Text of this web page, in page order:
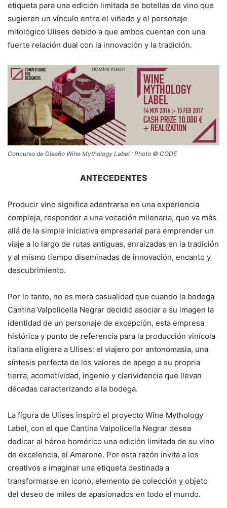
etiqueta para una edición limitada de botellas de vino que
sugieren un vínculo entre el viñedo y el personaje
mitológico Ulises debido a que ambos cuentan con una
fuerte relación dual con la innovación y la tradición.
Concurso de Diseño Wine Mythology Label : Photo © CODE
ANTECEDENTES
Producir vino significa adentrarse en una experiencia
compleja, responder a una vocación milenaria, que va más
allá de la simple iniciativa empresarial para emprender un
viaje a lo largo de rutas antiguas, enraizadas en la tradición
y al mismo tiempo diseminadas de innovación, encanto y
descubrimiento.
Por lo tanto, no es mera casualidad que cuando la bodega
Cantina Valpolicella Negrar decidió asociar a su imagen la
identidad de un personaje de excepción, esta empresa
histórica y punto de referencia para la producción vinícola
italiana eligiera a Ulises: el viajero por antonomasia, una
síntesis perfecta de los valores de apego a su propria
tierra, acometividad, ingenio y clarividencia que llevan
décadas caracterizando a la bodega.
La figura de Ulises inspiró el proyecto Wine Mythology
Label, con el que Cantina Valpolicella Negrar desea
dedicar al héroe homérico una edición limitada de su vino
de excelencia, el Amarone. Por esta razón invita a los
creativos a imaginar una etiqueta destinada a
transformarse en icono, elemento de colección y objeto
del deseo de miles de apasionados en todo el mundo.